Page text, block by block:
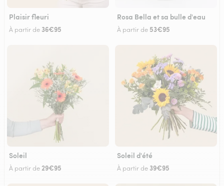
Plaisir fleuri
À partir de 36€95
Rosa Bella et sa bulle d'eau
À partir de 53€95
Soleil
À partir de29€95
Soleil d'été
À partir de 39€95